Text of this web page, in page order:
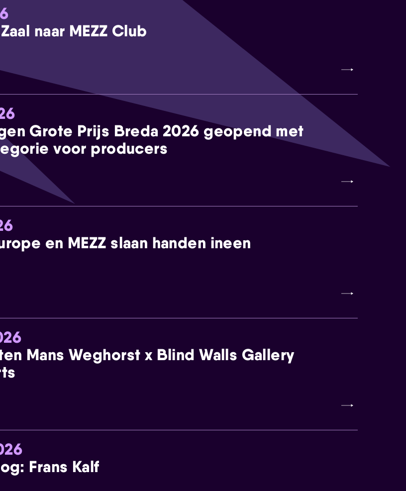
naar MEZZ Club
Grote Prijs Breda 2026 geopend met
voor producers
en MEZZ slaan handen ineen
Mans Weghorst x Blind Walls Gallery
Frans Kalf